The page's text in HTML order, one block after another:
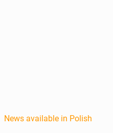
News available in Polish